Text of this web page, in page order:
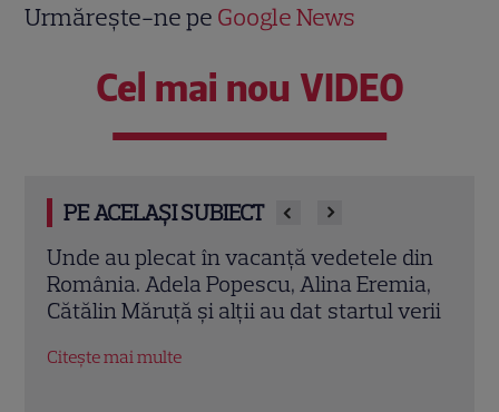
Urmărește-ne pe Google News
Cel mai nou VIDEO
PE ACELAȘI SUBIECT
O nouă logodnă la „Mireasa”! Simona
Gherghe a anunțat al treilea cuplu care
își unește destinele în sezonul 13
Citește mai multe